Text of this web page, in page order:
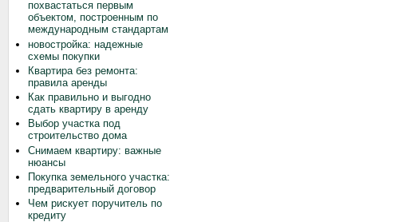
похвастаться первым
объектом, построенным по
международным стандартам
новостройка: надежные
схемы покупки
Квартира без ремонта:
правила аренды
Как правильно и выгодно
сдать квартиру в аренду
Выбор участка под
строительство дома
Снимаем квартиру: важные
нюансы
Покупка земельного участка:
предварительный договор
Чем рискует поручитель по
кредиту